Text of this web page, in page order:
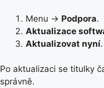
Menu → Podpora.
Aktualizace
Aktualizovat nyní.
Po aktualizaci se titulky
správně.